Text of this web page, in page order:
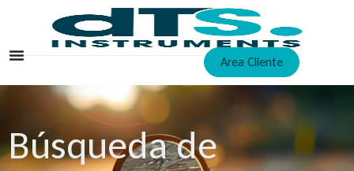
contenido
Area Cliente
Búsqueda de